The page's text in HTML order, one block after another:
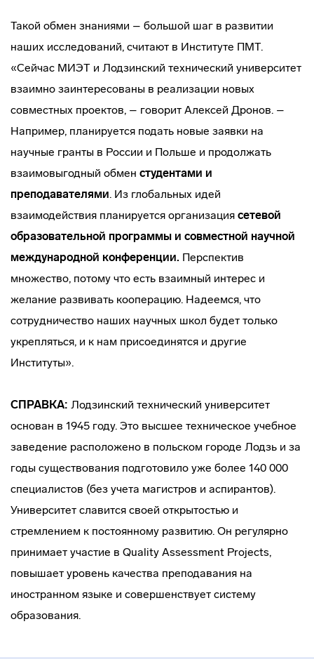
Такой обмен знаниями – большой шаг в развитии
наших исследований, считают в Институте ПМТ.
«Сейчас МИЭТ и Лодзинский технический университет
взаимно заинтересованы в реализации новых
совместных проектов, – говорит Алексей Дронов. –
Например, планируется подать новые заявки на
научные гранты в России и Польше и продолжать
взаимовыгодный обмен студентами и
преподавателями. Из глобальных идей
взаимодействия планируется организация сетевой
образовательной программы и совместной научной
международной конференции. Перспектив
множество, потому что есть взаимный интерес и
желание развивать кооперацию. Надеемся, что
сотрудничество наших научных школ будет только
укрепляться, и к нам присоединятся и другие
Институты».
СПРАВКА: Лодзинский технический университет
основан в 1945 году. Это высшее техническое учебное
заведение расположено в польском городе Лодзь и за
годы существования подготовило уже более 140 000
специалистов (без учета магистров и аспирантов).
Университет славится своей открытостью и
стремлением к постоянному развитию. Он регулярно
принимает участие в Quality Assessment Projects,
повышает уровень качества преподавания на
иностранном языке и совершенствует систему
образования.